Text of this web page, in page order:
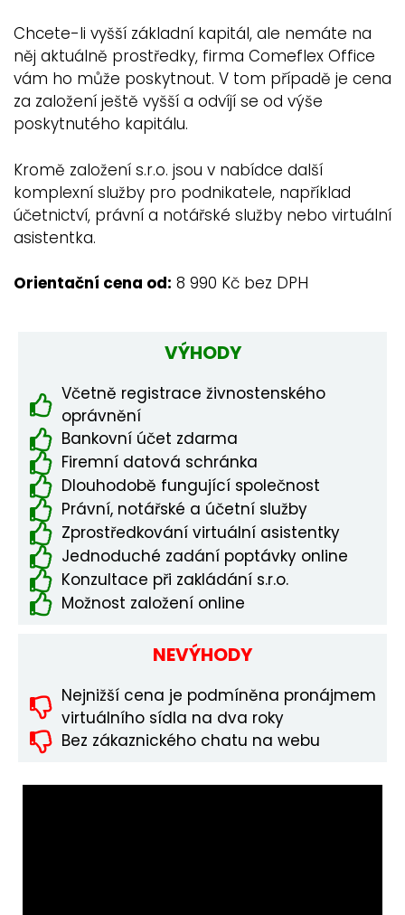
Chcete-li vyšší základní kapitál, ale nemáte na
něj aktuálně prostředky, firma Comeflex Office
vám ho může poskytnout. V tom případě je cena
za založení ještě vyšší a odvíjí se od výše
poskytnutého kapitálu.
Kromě založení s.r.o. jsou v nabídce další
komplexní služby pro podnikatele, například
účetnictví, právní a notářské služby nebo virtuální
asistentka.
Orientační cena od: 8 990 Kč bez DPH
VÝHODY
Včetně registrace živnostenského
oprávnění
Bankovní účet zdarma
Firemní datová schránka
Dlouhodobě fungující společnost
Právní, notářské a účetní služby
Zprostředkování virtuální asistentky
Jednoduché zadání poptávky online
Konzultace při zakládání s.r.o.
Možnost založení online
NEVÝHODY
Nejnižší cena je podmíněna pronájmem
virtuálního sídla na dva roky
Bez zákaznického chatu na webu